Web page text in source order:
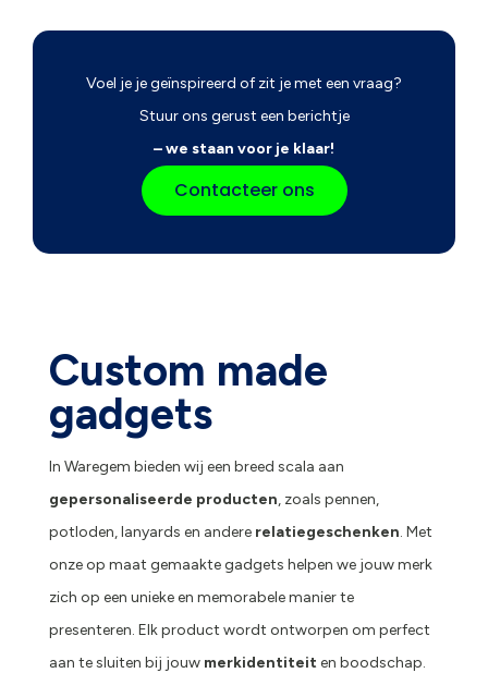
Voel je je geïnspireerd of zit je met een vraag?
Stuur ons gerust een berichtje
– we staan voor je klaar!
Contacteer ons
Custom made
gadgets
In Waregem bieden wij een breed scala aan
gepersonaliseerde producten, zoals pennen,
potloden, lanyards en andere relatiegeschenken. Met
onze op maat gemaakte gadgets helpen we jouw merk
zich op een unieke en memorabele manier te
presenteren. Elk product wordt ontworpen om perfect
aan te sluiten bij jouw merkidentiteiten boodschap.